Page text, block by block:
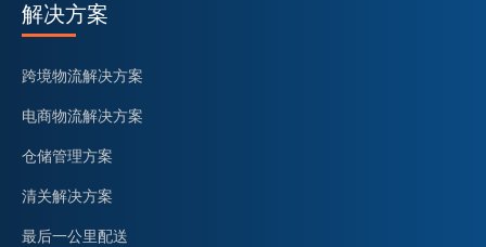
解决方案
跨境物流解决方案
电商物流解决方案
仓储管理方案
清关解决方案
最后一公里配送